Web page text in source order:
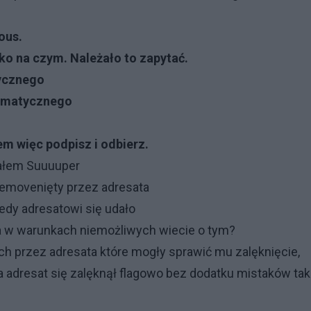
na czym. Należało to zapytać.
więc podpisz i odbierz.
Suuuuper
przez adresata
adresatowi się udało
warunkach niemożliwych wiecie o tym?
przez adresata które mogły sprawić mu zalęknięcie,
adresat się zalęknął flagowo bez dodatku mistaków